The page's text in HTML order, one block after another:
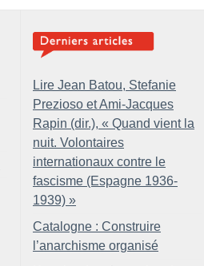
Lire Jean Batou, Stefanie
Prezioso et Ami-Jacques
Rapin (dir.), « Quand vient la
nuit. Volontaires
internationaux contre le
fascisme (Espagne 1936-
1939) »
Catalogne : Construire
l’anarchisme organisé